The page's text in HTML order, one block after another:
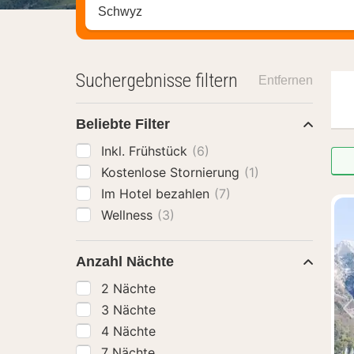
Stadt, Region oder Hotel suchen
Suchergebnisse filtern Entfernen
Beliebte Filter
Inkl. Frühstück (6)
Kostenlose Stornierung (1)
Im Hotel bezahlen (7)
Wellness (3)
Anzahl Nächte
2 Nächte
3 Nächte
4 Nächte